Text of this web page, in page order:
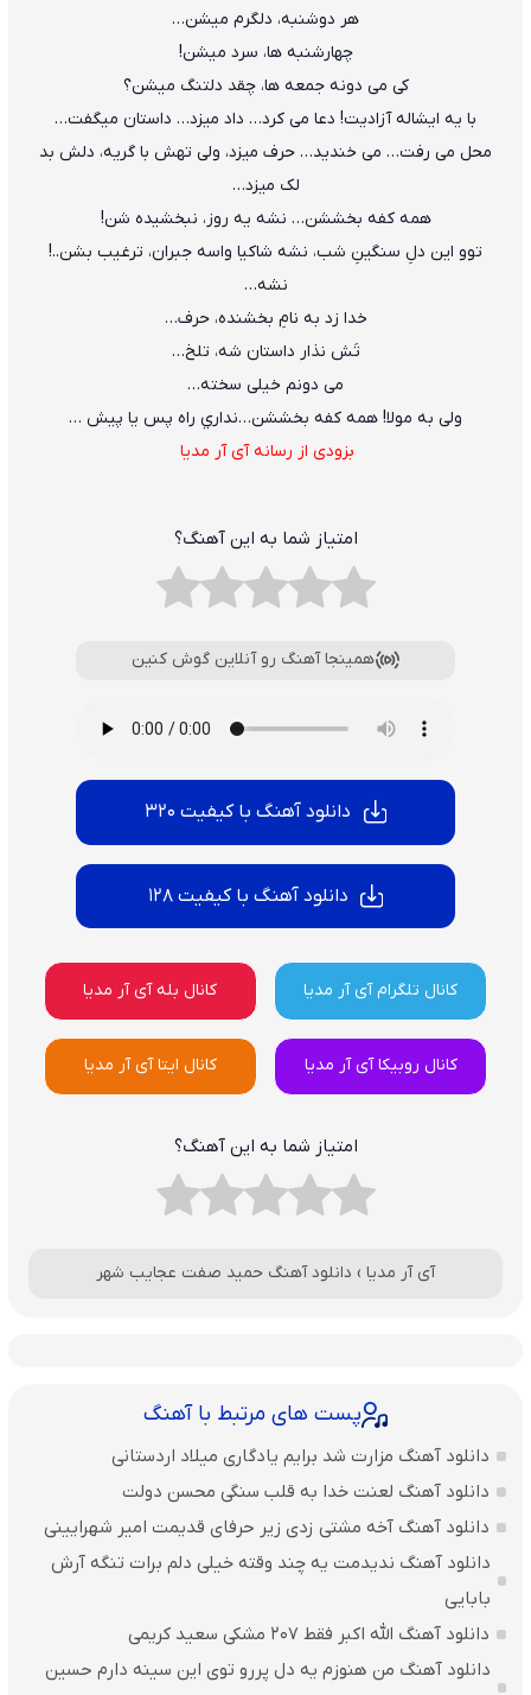
هر دوشنبه، دلگرم میشن…
چهارشنبه ها، سرد میشن!
کی می دونه جمعه ها، چقد دلتنگ میشن؟
با یه ایشاله آزادیت! دعا می کرد… داد میزد… داستان میگفت…
محل می رفت… می خندید… حرف میزد، ولی تهش با گریه، دلش بد
لک میزد…
همه کفه بخششن… نشه یه روز، نبخشیده شن!
توو این دلِ سنگینِ شب، نشه شاکیا واسه جبران، ترغیب بشن..!
نشه…
خدا زد به نامِ بخشنده، حرف…
تَش نذار داستان شه، تلخ…
می دونم خیلی سخته…
ولی به مولا! همه کفه بخششن…نداري راه پس يا پيش …
بزودی از رسانه آی آر مدیا
امتیاز شما به این آهنگ؟
همینجا آهنگ رو آنلاین گوش کنین
دانلود آهنگ با کیفیت 320
دانلود آهنگ با کیفیت 128
کانال تلگرام آی آر مدیا کانال بله آی آر مدیا
کانال روبیکا آی آر مدیا کانال ایتا آی آر مدیا
امتیاز شما به این آهنگ؟
آی آر مدیا › دانلود آهنگ حمید صفت عجایب شهر
پست های مرتبط با آهنگ
دانلود آهنگ مزارت شد برایم یادگاری میلاد اردستانی
دانلود آهنگ لعنت خدا به قلب سنگی محسن دولت
دانلود آهنگ آخه مشتی زدی زیر حرفای قدیمت امیر شهرایینی
دانلود آهنگ ندیدمت یه چند وقته خیلی دلم برات تنگه آرش
بابایی
دانلود آهنگ الله اکبر فقط 207 مشکی سعید کریمی
دانلود آهنگ من هنوزم یه دل پررو توی این سینه دارم حسین